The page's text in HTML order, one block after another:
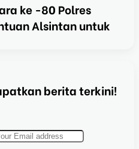
ke -80 Polres
Alsintan untuk
berita terkini!